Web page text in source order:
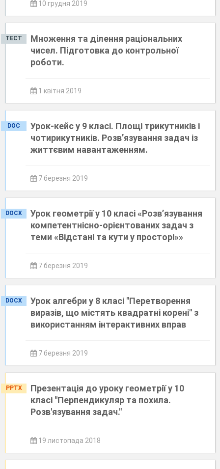
10 грудня 2019
ТЕСТ
Множення та ділення раціональних
чисел. Підготовка до контрольної
роботи.
1 квітня 2019
DOC
Урок-кейс у 9 класі. Площі трикутників і
чотирикутників. Розв’язування задач із
життєвим навантаженням.
7 березня 2019
DOCX
Урок геометрії у 10 класі «Розв’язування
компетентнісно-орієнтованих задач з
теми «Відстані та кути у просторі»»
7 березня 2019
DOCX
Урок алгебри у 8 класі "Перетворення
виразів, що містять квадратні корені" з
використанням інтерактивних вправ
7 березня 2019
PPTX
Презентація до уроку геометрії у 10
класі "Перпендикуляр та похила.
Розв'язування задач."
19 листопада 2018